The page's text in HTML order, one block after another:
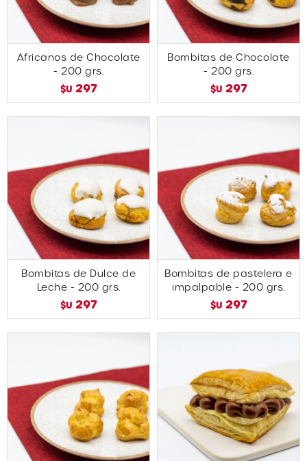
Africanos de Chocolate
- 200 grs.
$U 297
Bombitas de Chocolate
- 200 grs.
$U 297
Bombitas de Dulce de
Leche - 200 grs.
$U 297
Bombitas de pastelera e
impalpable - 200 grs.
$U 297